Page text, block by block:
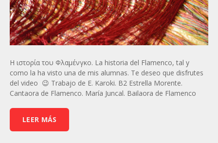
Η ιστορία του Φλαμένγκο. La historia del Flamenco, tal y
como la ha visto una de mis alumnas. Te deseo que disfrutes
del video 😉 Trabajo de E. Karoki. B2 Estrella Morente.
Cantaora de Flamenco. María Juncal. Bailaora de Flamenco
LEER MÁS